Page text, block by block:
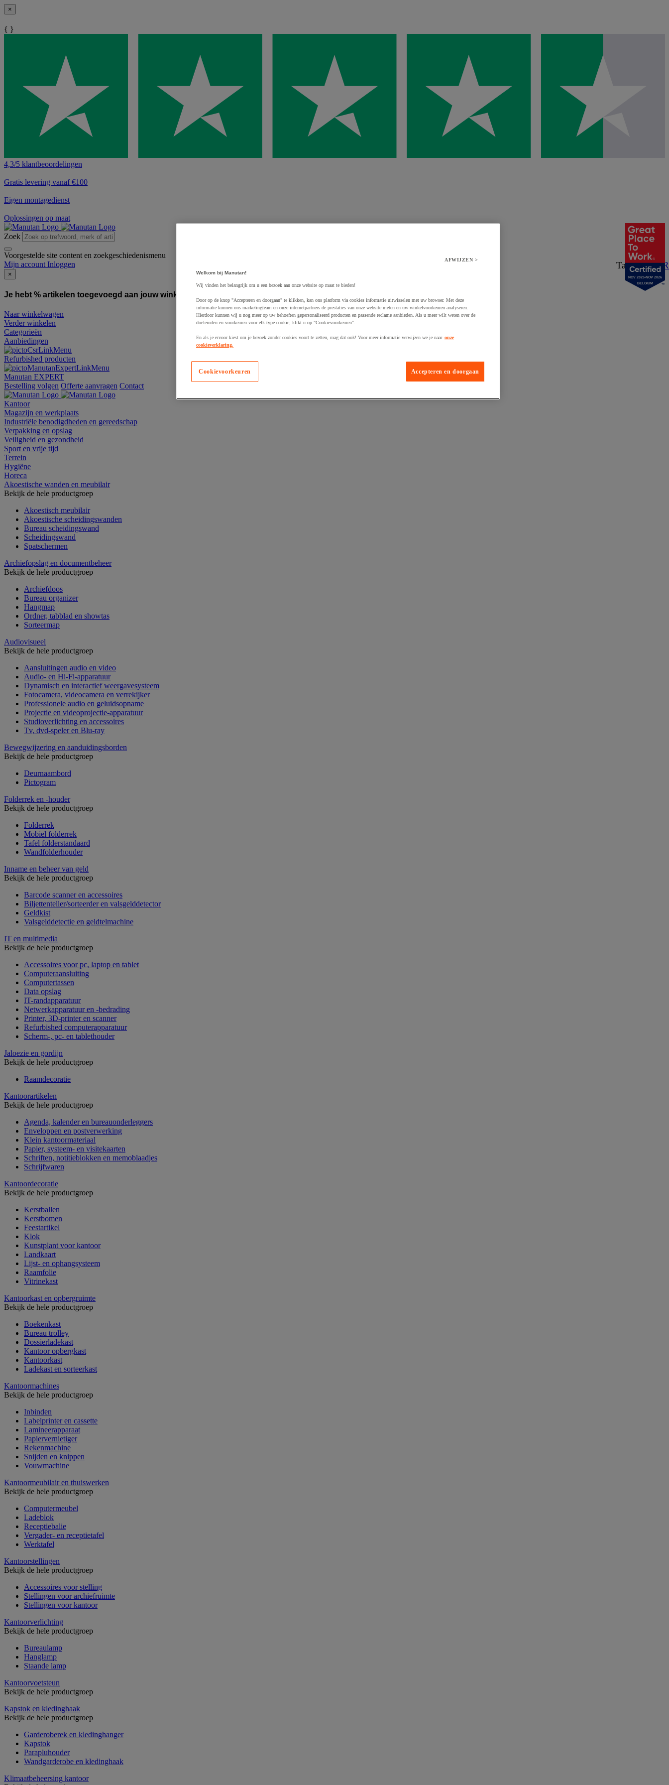
×
{ }
4,3/5 klantbeoordelingen
Gratis levering vanaf €100
Eigen montagedienst
Oplossingen op maat
Zoek
Voorgestelde site content en zoekgeschiedenismenu
Taal:NL/FR
Mijn account Inloggen
×
Je hebt % artikelen toegevoegd aan jouw winkelwagen:
Naar winkelwagen
Verder winkelen
Categorieën
Aanbiedingen
Refurbished producten
Manutan EXPERT
Bestelling volgen Offerte aanvragen Contact
Kantoor
Magazijn en werkplaats
Industriële benodigdheden en gereedschap
Verpakking en opslag
Veiligheid en gezondheid
Sport en vrije tijd
Terrein
Hygiëne
Horeca
Akoestische wanden en meubilair
Bekijk de hele productgroep
Akoestisch meubilair
Akoestische scheidingswanden
Bureau scheidingswand
Scheidingswand
Spatschermen
Archiefopslag en documentbeheer
Bekijk de hele productgroep
Archiefdoos
Bureau organizer
Hangmap
Ordner, tabblad en showtas
Sorteermap
Audiovisueel
Bekijk de hele productgroep
Aansluitingen audio en video
Audio- en Hi-Fi-apparatuur
Dynamisch en interactief weergavesysteem
Fotocamera, videocamera en verrekijker
Professionele audio en geluidsopname
Projectie en videoprojectie-apparatuur
Studioverlichting en accessoires
Tv, dvd-speler en Blu-ray
Bewegwijzering en aanduidingsborden
Bekijk de hele productgroep
Deurnaambord
Pictogram
Folderrek en -houder
Bekijk de hele productgroep
Folderrek
Mobiel folderrek
Tafel folderstandaard
Wandfolderhouder
Inname en beheer van geld
Bekijk de hele productgroep
Barcode scanner en accessoires
Biljettenteller/sorteerder en valsgelddetector
Geldkist
Valsgelddetectie en geldtelmachine
IT en multimedia
Bekijk de hele productgroep
Accessoires voor pc, laptop en tablet
Computeraansluiting
Computertassen
Data opslag
IT-randapparatuur
Netwerkapparatuur en -bedrading
Printer, 3D-printer en scanner
Refurbished computerapparatuur
Scherm-, pc- en tablethouder
Jaloezie en gordijn
Bekijk de hele productgroep
Raamdecoratie
Kantoorartikelen
Bekijk de hele productgroep
Agenda, kalender en bureauonderleggers
Enveloppen en postverwerking
Klein kantoormateriaal
Papier, systeem- en visitekaarten
Schriften, notitieblokken en memoblaadjes
Schrijfwaren
Kantoordecoratie
Bekijk de hele productgroep
Kerstballen
Kerstbomen
Feestartikel
Klok
Kunstplant voor kantoor
Landkaart
Lijst- en ophangsysteem
Raamfolie
Vitrinekast
Kantoorkast en opbergruimte
Bekijk de hele productgroep
Boekenkast
Bureau trolley
Dossierladekast
Kantoor opbergkast
Kantoorkast
Ladekast en sorteerkast
Kantoormachines
Bekijk de hele productgroep
Inbinden
Labelprinter en cassette
Lamineerapparaat
Papiervernietiger
Rekenmachine
Snijden en knippen
Vouwmachine
Kantoormeubilair en thuiswerken
Bekijk de hele productgroep
Computermeubel
Ladeblok
Receptiebalie
Vergader- en receptietafel
Werktafel
Kantoorstellingen
Bekijk de hele productgroep
Accessoires voor stelling
Stellingen voor archiefruimte
Stellingen voor kantoor
Kantoorverlichting
Bekijk de hele productgroep
Bureaulamp
Hanglamp
Staande lamp
Kantoorvoetsteun
Bekijk de hele productgroep
Kapstok en kledinghaak
Bekijk de hele productgroep
Garderoberek en kledinghanger
Kapstok
Parapluhouder
Wandgarderobe en kledinghaak
Klimaatbeheersing kantoor
NOV 2025-NOV 2026
BELGIUM
AFWIJZEN >
Welkom bij Manutan!
Wij vinden het belangrijk om u een bezoek aan onze website op maat te bieden!
Door op de knop "Accepteren en doorgaan" te klikken, kan ons platform via cookies informatie uitwisselen met uw browser. Met deze
informatie kunnen ons marketingteam en onze internetpartners de prestaties van onze website meten en uw winkelvoorkeuren analyseren.
Hierdoor kunnen wij u nog meer op uw behoeften gepersonaliseerd producten en passende reclame aanbieden. Als u meer wilt weten over de
doeleinden en voorkeuren voor elk type cookie, klikt u op "Cookievoorkeuren".
En als je ervoor kiest om je bezoek zonder cookies voort te zetten, mag dat ook! Voor meer informatie verwijzen we je naar onze
cookieverklaring.
Accepteren en doorgaan
Cookievoorkeuren